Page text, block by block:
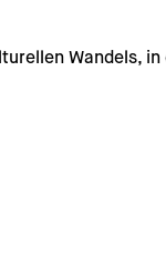
Wandels,